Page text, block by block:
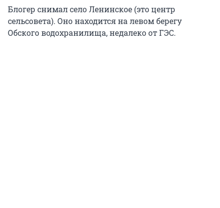
Блогер снимал село Ленинское (это центр
сельсовета). Оно находится на левом берегу
Обского водохранилища, недалеко от ГЭС.